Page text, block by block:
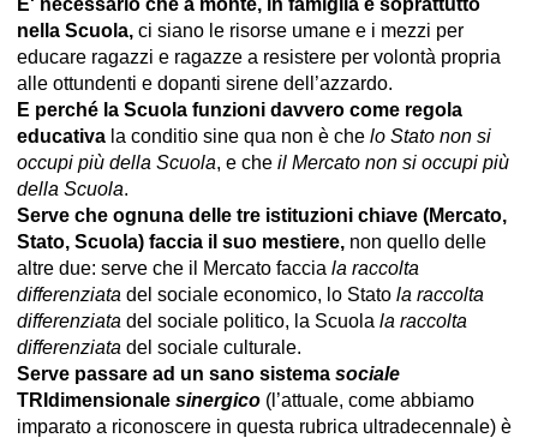
nella Scuola, ci siano le risorse umane e i mezzi per
educare ragazzi e ragazze a resistere per volontà propria
alle ottundenti e dopanti sirene dell’azzardo.
E perché la Scuola funzioni davvero come regola
educativa la conditio sine qua non è che lo Stato non si
occupi più della Scuola, e che il Mercato non si occupi più
della Scuola.
Serve che ognuna delle tre istituzioni chiave (Mercato,
Stato, Scuola) faccia il suo mestiere, non quello delle
altre due: serve che il Mercato faccia la raccolta
differenziata del sociale economico, lo Stato la raccolta
differenziata del sociale politico, la Scuola la raccolta
differenziata del sociale culturale.
Serve passare ad un sano sistema sociale
TRIdimensionale sinergico (l’attuale, come abbiamo
imparato a riconoscere in questa rubrica ultradecennale) è